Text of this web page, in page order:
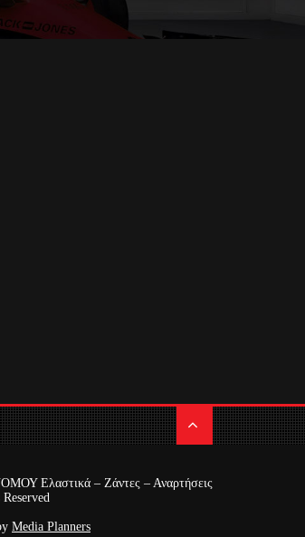
Ελαστικά – Ζάντες – Αναρτήσεις
Media Planners